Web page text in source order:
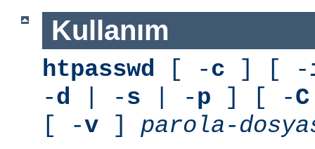
Kullanım
htpasswd [ -c ] [ -
-d | -s | -p ] [ -C
[ -v ] parola-